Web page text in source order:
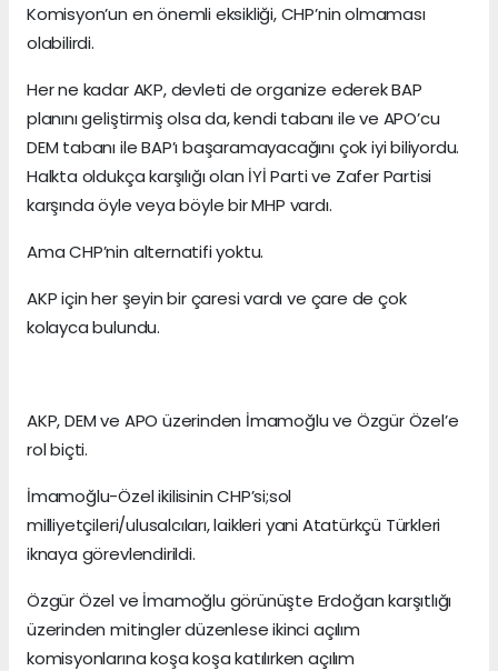
Komisyon’un en önemli eksikliği, CHP’nin olmaması
olabilirdi.
Her ne kadar AKP, devleti de organize ederek BAP
planını geliştirmiş olsa da, kendi tabanı ile ve APO’cu
DEM tabanı ile BAP’ı başaramayacağını çok iyi biliyordu.
Halkta oldukça karşılığı olan İYİ Parti ve Zafer Partisi
karşında öyle veya böyle bir MHP vardı.
Ama CHP’nin alternatifi yoktu.
AKP için her şeyin bir çaresi vardı ve çare de çok
kolayca bulundu.
AKP, DEM ve APO üzerinden İmamoğlu ve Özgür Özel’e
rol biçti.
İmamoğlu-Özel ikilisinin CHP’si;sol
milliyetçileri/ulusalcıları, laikleri yani Atatürkçü Türkleri
iknaya görevlendirildi.
Özgür Özel ve İmamoğlu görünüşte Erdoğan karşıtlığı
üzerinden mitingler düzenlese ikinci açılım
komisyonlarına koşa koşa katılırken açılım